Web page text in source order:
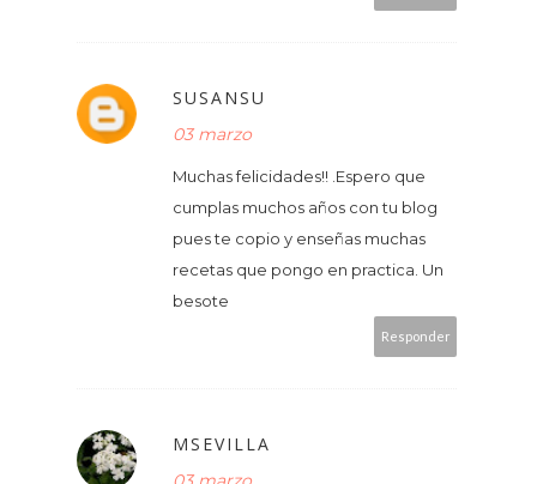
SUSANSU
03 marzo
Muchas felicidades!! .Espero que
cumplas muchos años con tu blog
pues te copio y enseñas muchas
recetas que pongo en practica. Un
besote
Responder
MSEVILLA